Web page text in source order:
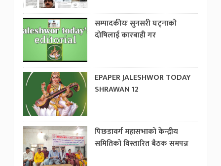
सम्पादकीयः सुनसरी घट्नाको
दोषिलाई कारबाही गर
EPAPER JALESHWOR TODAY
SHRAWAN 12
पिछडावर्ग महासभाको केन्द्रीय
समितिको विस्तारित बैठक समपन्न